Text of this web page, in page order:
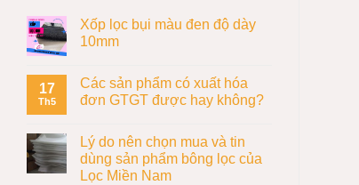
Xốp lọc bụi màu đen độ dày
10mm
17
Th5
Các sản phẩm có xuất hóa
đơn GTGT được hay không?
Lý do nên chọn mua và tin
dùng sản phẩm bông lọc của
Lọc Miền Nam